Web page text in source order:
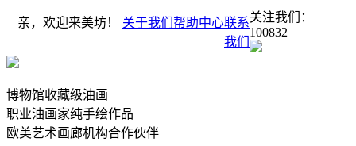
亲，欢迎来美坊！ 关于我们 帮助中心联系
我们
关注我们：
100832
博物馆收藏级油画
职业油画家纯手绘作品
欧美艺术画廊机构合作伙伴